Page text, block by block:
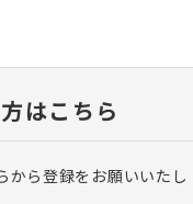
はこちら
から登録をお願いいたし